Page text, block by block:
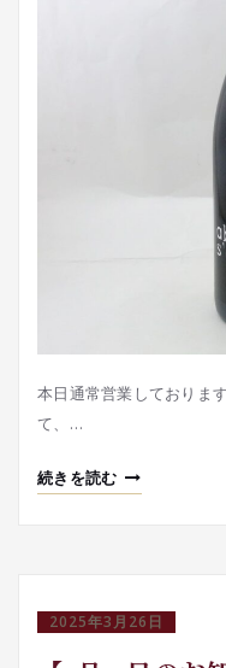
本日通常営業しておりま
て、…
続きを読む
2025年3月26日